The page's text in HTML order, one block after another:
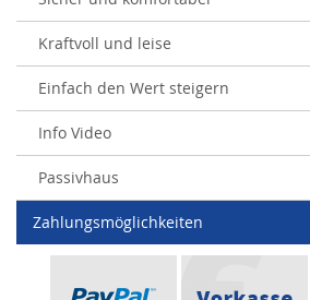
Kraftvoll und leise
Einfach den Wert steigern
Info Video
Passivhaus
Zahlungsmöglichkeiten